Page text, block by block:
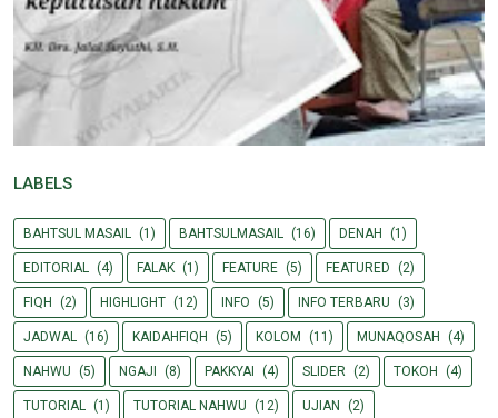
LABELS
BAHTSUL MASAIL (1) BAHTSULMASAIL (16) DENAH (1)
EDITORIAL (4) FALAK (1) FEATURE (5) FEATURED (2)
FIQH (2) HIGHLIGHT (12) INFO (5) INFO TERBARU (3)
JADWAL (16) KAIDAHFIQH (5) KOLOM (11) MUNAQOSAH (4)
NAHWU (5) NGAJI (8) PAKKYAI (4) SLIDER (2) TOKOH (4)
TUTORIAL (1) TUTORIAL NAHWU (12) UJIAN (2)